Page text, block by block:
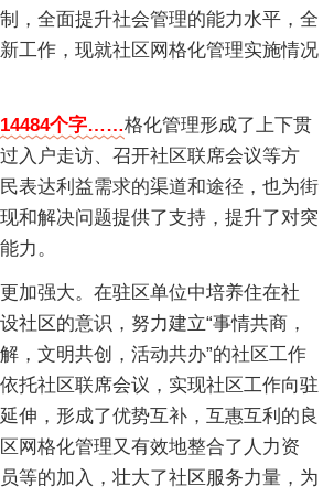
，全面提升社会管理的能力水平，全
工作，现就社区网格化管理实施情况
个字……格化管理形成了上下贯
入户走访、召开社区联席会议等方
表达利益需求的渠道和途径，也为街
和解决问题提供了支持，提升了对突
力。
加强大。在驻区单位中培养住在社
社区的意识，努力建立“事情共商，
，文明共创，活动共办”的社区工作
托社区联席会议，实现社区工作向驻
伸，形成了优势互补，互惠互利的良
网格化管理又有效地整合了人力资
等的加入，壮大了社区服务力量，为